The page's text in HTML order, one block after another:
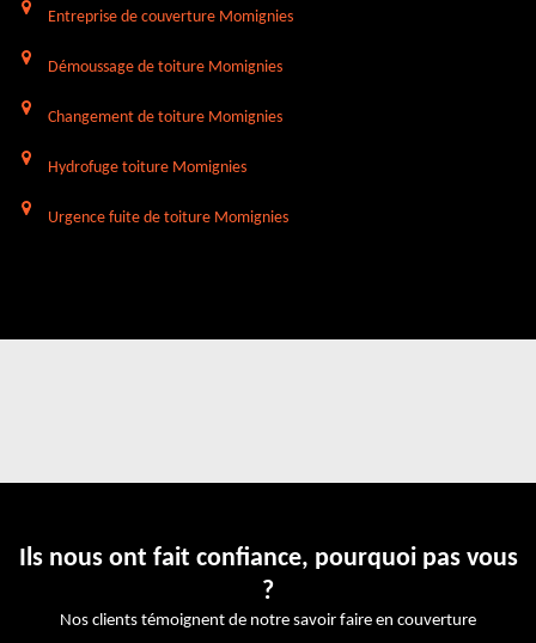
Entreprise de couverture Momignies
Démoussage de toiture Momignies
Changement de toiture Momignies
Hydrofuge toiture Momignies
Urgence fuite de toiture Momignies
Ils nous ont fait confiance, pourquoi pas vous
?
Nos clients témoignent de notre savoir faire en couverture